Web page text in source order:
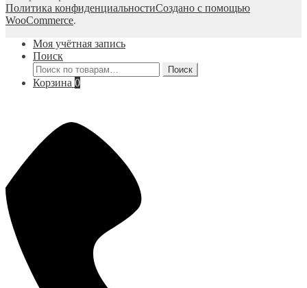
Политика конфиденциальностиСоздано с помощью
WooCommerce.
Моя учётная запись
Поиск
Искать:
Поиск
Корзина 0